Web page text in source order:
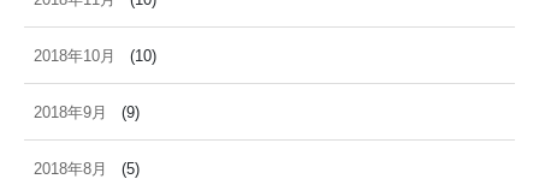
2018年10月 (10)
2018年9月 (9)
2018年8月 (5)